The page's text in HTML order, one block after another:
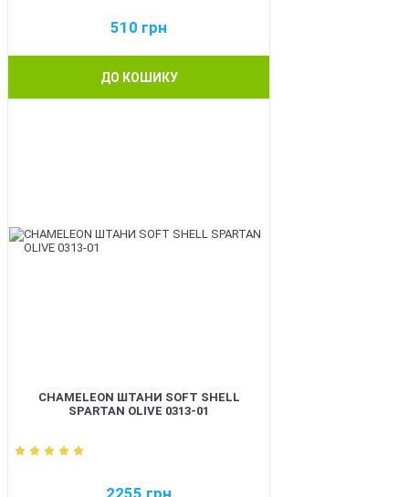
510 грн
ДО КОШИКУ
CHAMELEON ШТАНИ SOFT SHELL
SPARTAN OLIVE 0313-01
2255 грн